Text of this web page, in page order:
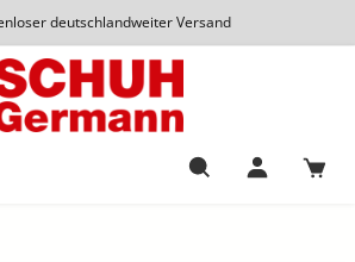
deutschlandweiter Versand